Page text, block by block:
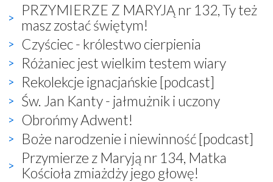
PRZYMIERZE Z MARYJĄ nr 132, Ty też
masz zostać świętym!
Czyściec - królestwo cierpienia
Różaniec jest wielkim testem wiary
Rekolekcje ignacjańskie [podcast]
Św. Jan Kanty - jałmużnik i uczony
Obrońmy Adwent!
Boże narodzenie i niewinność [podcast]
Przymierze z Maryją nr 134, Matka
Kościoła zmiażdży jego głowę!